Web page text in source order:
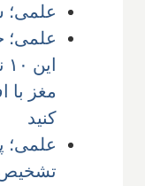
علمی؛
علمی؛
مغز با
کنید
علمی؛
تشخیص